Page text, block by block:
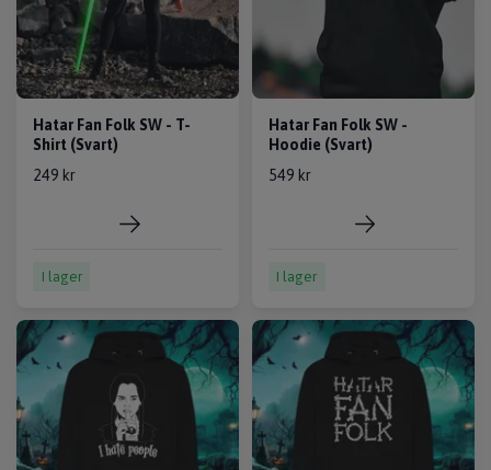
Hatar Fan Folk SW - T-
Shirt (Svart)
249 kr
I lager
Hatar Fan Folk SW -
Hoodie (Svart)
549 kr
I lager